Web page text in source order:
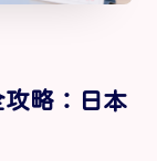
略：日本